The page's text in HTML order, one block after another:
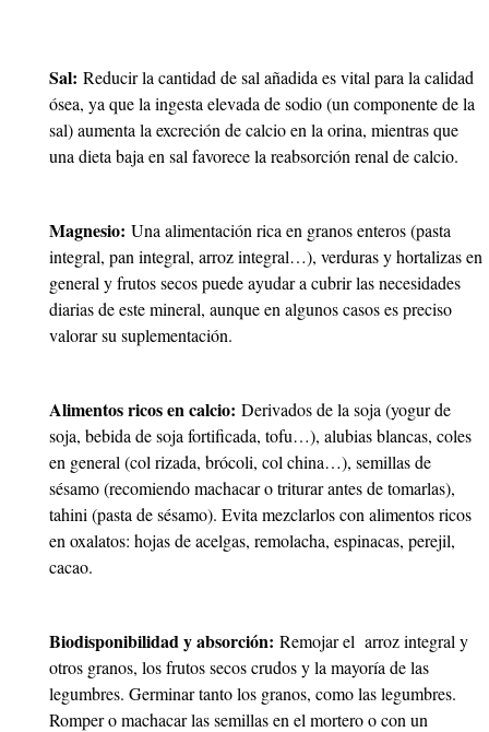
Sal: Reducir la cantidad de sal añadida es vital para la calidad
ósea, ya que la ingesta elevada de sodio (un componente de la
sal) aumenta la excreción de calcio en la orina, mientras que
una dieta baja en sal favorece la reabsorción renal de calcio.
Magnesio: Una alimentación rica en granos enteros (pasta
integral, pan integral, arroz integral…), verduras y hortalizas en
general y frutos secos puede ayudar a cubrir las necesidades
diarias de este mineral, aunque en algunos casos es preciso
valorar su suplementación.
Alimentos ricos en calcio: Derivados de la soja (yogur de
soja, bebida de soja fortificada, tofu…), alubias blancas, coles
en general (col rizada, brócoli, col china…), semillas de
sésamo (recomiendo machacar o triturar antes de tomarlas),
tahini (pasta de sésamo). Evita mezclarlos con alimentos ricos
en oxalatos: hojas de acelgas, remolacha, espinacas, perejil,
cacao.
Biodisponibilidad y absorción: Remojar el arroz integral y
otros granos, los frutos secos crudos y la mayoría de las
legumbres. Germinar tanto los granos, como las legumbres.
Romper o machacar las semillas en el mortero o con un